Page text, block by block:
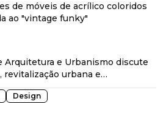
de móveis de acrílico coloridos
ao "vintage funky"
Arquitetura e Urbanismo discute
revitalização urbana e
social na CASACOR São Paulo
Design